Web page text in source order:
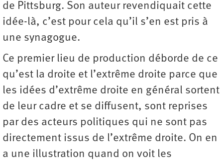
de Pittsburg. Son auteur revendiquait cette
idée-là, c’est pour cela qu’il s’en est pris à
une synagogue.
Ce premier lieu de production déborde de ce
qu’est la droite et l’extrême droite parce que
les idées d’extrême droite en général sortent
de leur cadre et se diffusent, sont reprises
par des acteurs politiques qui ne sont pas
directement issus de l’extrême droite. On en
a une illustration quand on voit les